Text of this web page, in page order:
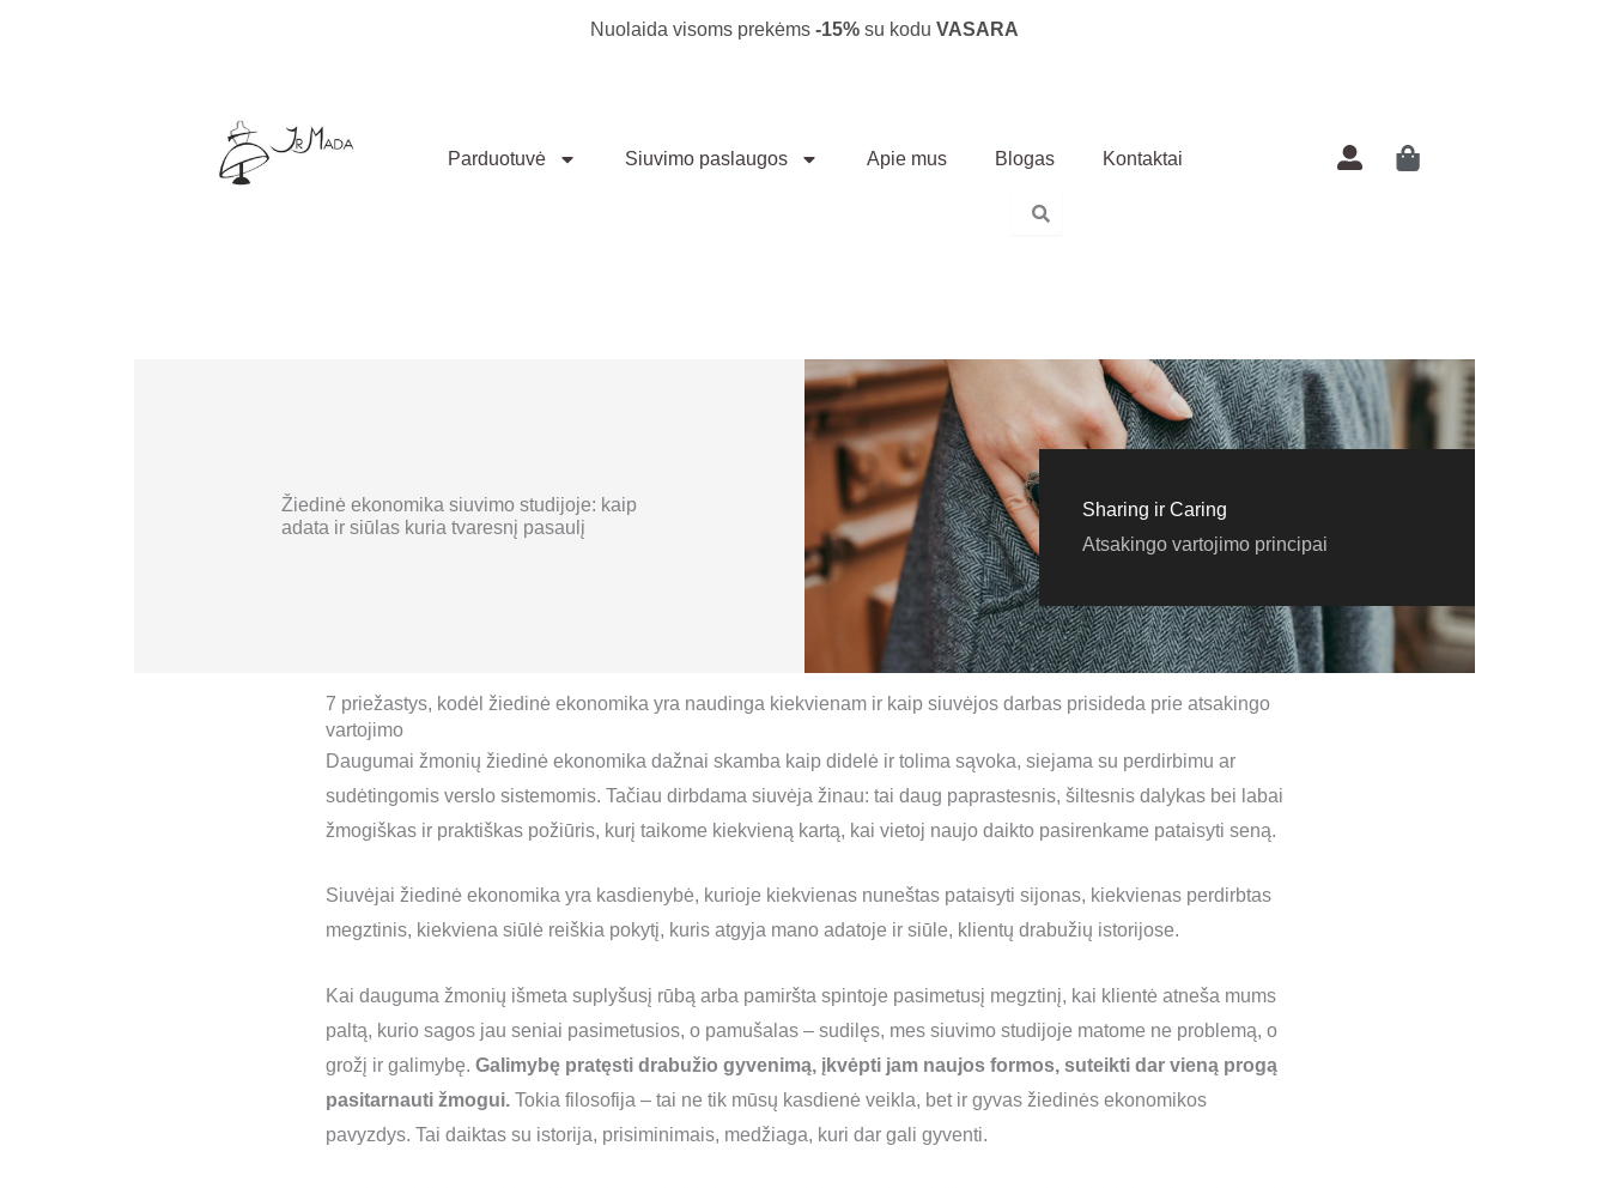
Nuolaida visoms prekėms -15% su kodu VASARA
Parduotuvė Siuvimo paslaugos Apie mus Blogas Kontaktai
Žiedinė ekonomika siuvimo studijoje: kaip
adata ir siūlas kuria tvaresnį pasaulį
Sharing ir Caring
Atsakingo vartojimo principai
7 priežastys, kodėl žiedinė ekonomika yra naudinga kiekvienam ir kaip siuvėjos darbas prisideda prie atsakingo
vartojimo
Daugumai žmonių žiedinė ekonomika dažnai skamba kaip didelė ir tolima sąvoka, siejama su perdirbimu ar
sudėtingomis verslo sistemomis. Tačiau dirbdama siuvėja žinau: tai daug paprastesnis, šiltesnis dalykas bei labai
žmogiškas ir praktiškas požiūris, kurį taikome kiekvieną kartą, kai vietoj naujo daikto pasirenkame pataisyti seną.
Siuvėjai žiedinė ekonomika yra kasdienybė, kurioje kiekvienas nuneštas pataisyti sijonas, kiekvienas perdirbtas
megztinis, kiekviena siūlė reiškia pokytį, kuris atgyja mano adatoje ir siūle, klientų drabužių istorijose.
Kai dauguma žmonių išmeta suplyšusį rūbą arba pamiršta spintoje pasimetusį megztinį, kai klientė atneša mums
paltą, kurio sagos jau seniai pasimetusios, o pamušalas – sudilęs, mes siuvimo studijoje matome ne problemą, o
grožį ir galimybę. Galimybę pratęsti drabužio gyvenimą, įkvėpti jam naujos formos, suteikti dar vieną progą
pasitarnauti žmogui. Tokia filosofija – tai ne tik mūsų kasdienė veikla, bet ir gyvas žiedinės ekonomikos
pavyzdys. Tai daiktas su istorija, prisiminimais, medžiaga, kuri dar gali gyventi.